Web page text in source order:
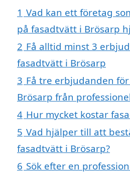
1 Vad kan ett företag
på fasadtvätt i Brösarp
2 Få alltid minst 3
fasadtvätt i Brösarp
3 Få tre erbjudanden
Brösarp från
4 Hur mycket kostar
5 Vad hjälper till att
fasadtvätt i Brösarp?
6 Sök efter en